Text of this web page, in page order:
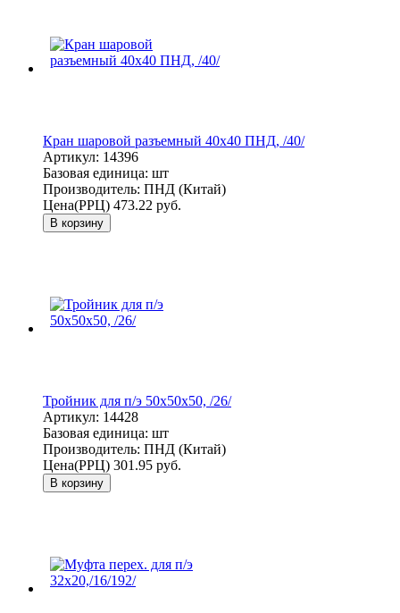
Кран шаровой разъемный 40х40 ПНД, /40/
Артикул: 14396
Базовая единица: шт
Производитель: ПНД (Китай)
Цена(РРЦ) 473.22 руб.
В корзину
Тройник для п/э 50х50х50, /26/
Артикул: 14428
Базовая единица: шт
Производитель: ПНД (Китай)
Цена(РРЦ) 301.95 руб.
В корзину